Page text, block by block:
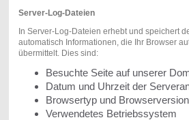
Server-Log-Dateien
In Server-Log-Dateien erhebt und speichert
automatisch Informationen, die Ihr Browser
übermittelt. Dies sind:
Besuchte Seite auf unserer
Datum und Uhrzeit der
Browsertyp und Browserversion
Verwendetes Betriebssystem